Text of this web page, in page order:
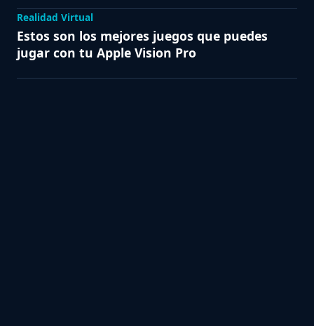
Realidad Virtual
Estos son los mejores juegos que puedes
jugar con tu Apple Vision Pro